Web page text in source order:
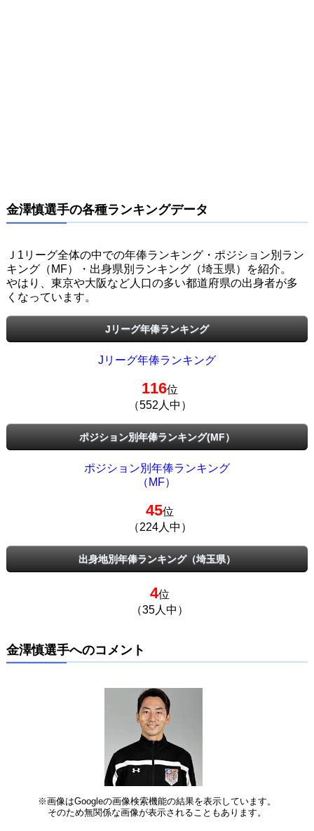
金澤慎選手の各種ランキングデータ
Ｊ1リーグ全体の中での年俸ランキング・ポジション別ラン
キング（MF）・出身県別ランキング（埼玉県）を紹介。
やはり、東京や大阪など人口の多い都道府県の出身者が多
くなっています。
Jリーグ年俸ランキング
Jリーグ年俸ランキング
116位
（552人中）
ポジション別年俸ランキング(MF）
ポジション別年俸ランキング
（MF）
45位
（224人中）
出身地別年俸ランキング（埼玉県）
4位
（35人中）
金澤慎選手へのコメント
※画像はGoogleの画像検索機能の結果を表示しています。
そのため無関係な画像が表示されることもあります。